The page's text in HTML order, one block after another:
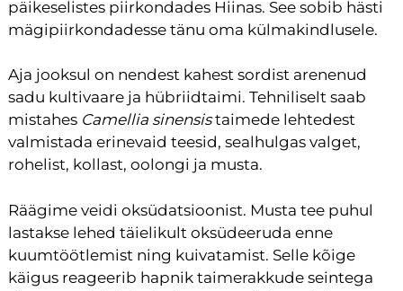
päikeselistes piirkondades Hiinas. See sobib hästi
mägipiirkondadesse tänu oma külmakindlusele.
Aja jooksul on nendest kahest sordist arenenud
sadu kultivaare ja hübriidtaimi. Tehniliselt saab
mistahes Camellia sinensistaimede lehtedest
valmistada erinevaid teesid, sealhulgas valget,
rohelist, kollast, oolongi ja musta.
Räägime veidi oksüdatsioonist. Musta tee puhul
lastakse lehed täielikult oksüdeeruda enne
kuumtöötlemist ning kuivatamist. Selle kõige
käigus reageerib hapnik taimerakkude seintega